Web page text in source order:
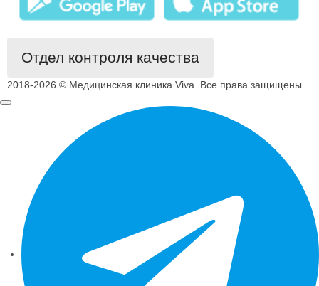
Отдел контроля качества
2018-2026 © Медицинская клиника Viva. Все права защищены.